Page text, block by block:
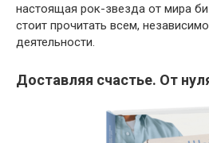
настоящая рок-звезда от мира
стоит прочитать всем,
деятельности.
Доставляя счастье. От